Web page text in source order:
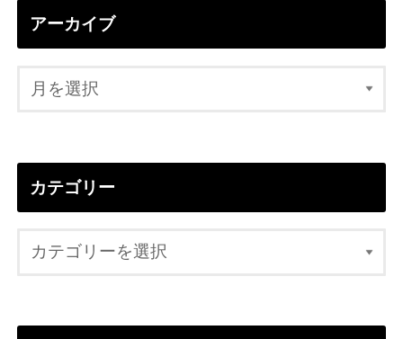
アーカイブ
カテゴリー